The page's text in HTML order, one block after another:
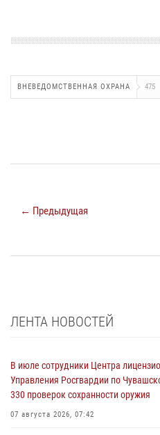
ВНЕВЕДОМСТВЕННАЯ ОХРАНА 475
← Предыдущая
ЛЕНТА НОВОСТЕЙ
В июле сотрудники Центра
Управления Росгвардии по
330 проверок сохранности оружия
07 августа 2026, 07:42